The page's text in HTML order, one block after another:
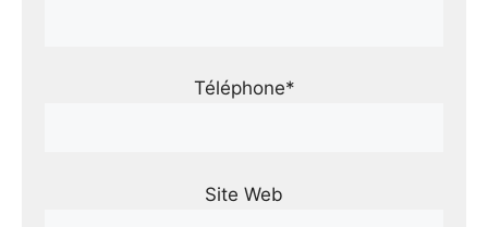
Téléphone*
Site Web